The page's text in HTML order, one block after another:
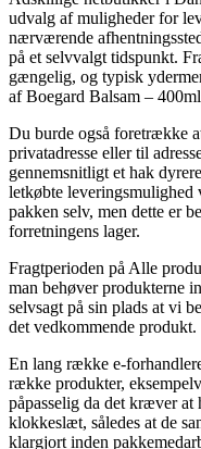
udvalg af muligheder for
nærværende
på et selvvalgt tidspunkt.
gængelig, og typisk
af Boegard Balsam –
Du burde også foretrække
privatadresse eller til
gennemsnitligt et hak
letkøbte
pakken selv, men dette er
forretningens lager.
Fragtperioden på Alle
man behøver produkterne
selvsagt på sin plads at vi
det vedkommende produkt.
En lang række e-
række produkter,
påpasselig da det kræver at
klokkeslæt, således at de
klargjort inden